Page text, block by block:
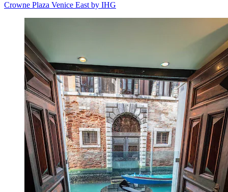
Crowne Plaza Venice East by IHG